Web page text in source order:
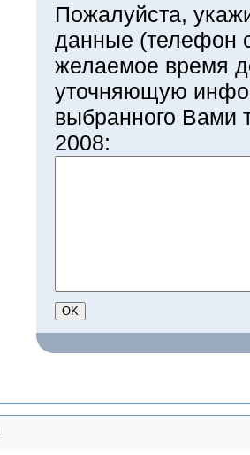
Пожалуйста,
данные (телефон
желаемое время
уточняющую
выбранного Вами
2008: